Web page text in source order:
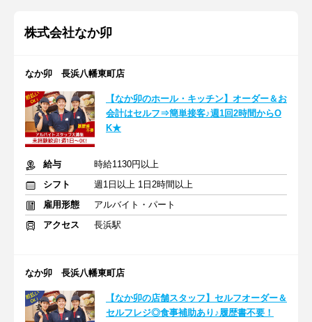
株式会社なか卯
なか卯 長浜八幡東町店
【なか卯のホール・キッチン】オーダー＆お
会計はセルフ⇒簡単接客♪週1回2時間からO
K★
給与
時給1130円以上
シフト
週1日以上 1日2時間以上
雇用形態
アルバイト・パート
アクセス
長浜駅
なか卯 長浜八幡東町店
【なか卯の店舗スタッフ】セルフオーダー＆
セルフレジ◎食事補助あり♪履歴書不要！